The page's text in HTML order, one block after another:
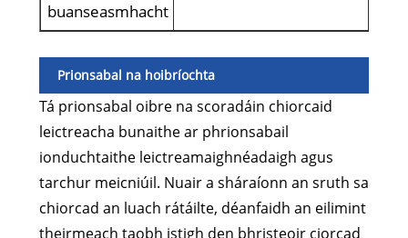
buanseasmhacht
Prionsabal na hoibríochta
Tá prionsabal oibre na scoradáin chiorcaid
leictreacha bunaithe ar phrionsabail
ionduchtaithe leictreamaighnéadaigh agus
tarchur meicniúil. Nuair a sháraíonn an sruth sa
chiorcad an luach rátáilte, déanfaidh an eilimint
theirmeach taobh istigh den bhristeoir ciorcad